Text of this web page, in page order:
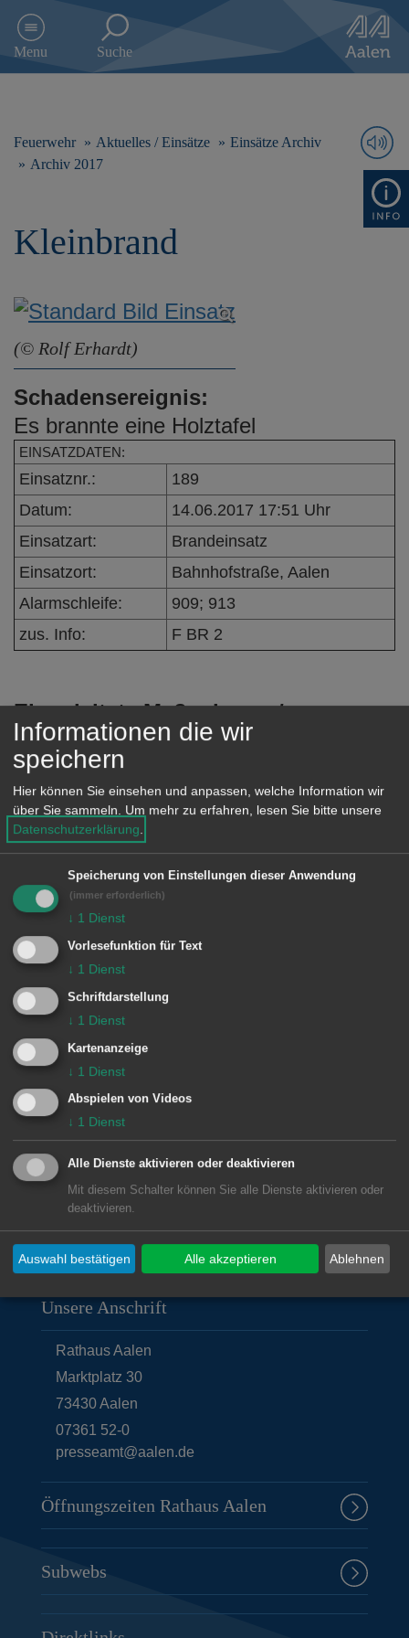
e
n
Menu Suche
Feuerwehr Aktuelles / Einsätze
Einsätze Archiv
Archiv 2017
Kleinbrand
(© Rolf Erhardt)
Schadensereignis:
Es brannte eine Holztafel
EINSATZDATEN:
Einsatznr.:
189
Datum:
14.06.2017 17:51 Uhr
Einsatzart:
Brandeinsatz
Einsatzort:
Bahnhofstraße, Aalen
Alarmschleife:
909; 913
zus. Info:
F BR 2
Eingeleitete Maßnahmen /
Einsatzverlauf:
Beim Eintreffen des ersten Fahrzeuges
war der Brand gelöscht.
Besondere Vorkommnisse:
Einheiten Feuerwehr Aalen:
Zugführer vom Dienst
1 Aalen
Bericht derSchwäpo
Unsere Anschrift
Rathaus Aalen
Marktplatz 30
73430Aalen
07361 52-0
presseamt@aalen.de
Öffnungszeiten Rathaus Aalen
Subwebs
Informationen die wir
speichern
Hier können Sie einsehen und anpassen, welche Information wir
über Sie sammeln. Um mehr zu erfahren, lesen Sie bitte unsere
Datenschutzerklärung.
Speicherung von Einstellungen dieser Anwendung
(immer erforderlich)
↓ 1 Dienst
Vorlesefunktion für Text
↓ 1 Dienst
Schriftdarstellung
↓ 1 Dienst
Kartenanzeige
↓ 1 Dienst
Abspielen von Videos
↓ 1 Dienst
Alle Dienste aktivieren oder deaktivieren
Mit diesem Schalter können Sie alle Dienste aktivieren oder
deaktivieren.
Ablehnen
Auswahl bestätigen Alle akzeptieren